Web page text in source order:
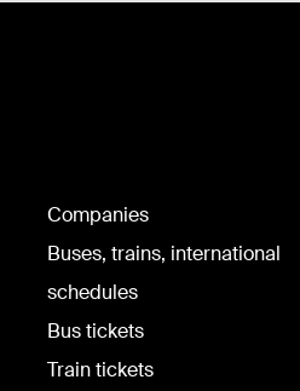
Companies
Buses, trains, international
schedules
Bus tickets
Train tickets